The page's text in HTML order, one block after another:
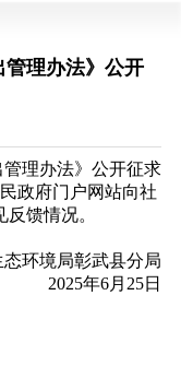
管理办法》公开
管理办法》公开征求
政府门户网站向社
馈情况。
环境局彰武县分局
2025年6月25日